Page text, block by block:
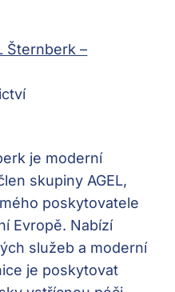
Šternberk –
je moderní
skupiny AGEL,
poskytovatele
Evropě. Nabízí
služeb a moderní
je poskytovat